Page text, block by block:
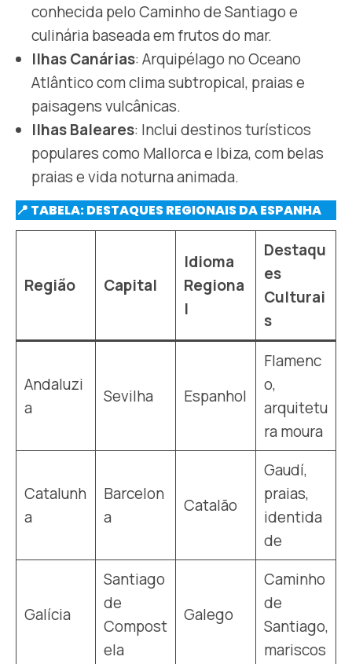
conhecida pelo Caminho de Santiago e
culinária baseada em frutos do mar.​
Ilhas Canárias: Arquipélago no Oceano
Atlântico com clima subtropical, praias e
paisagens vulcânicas.​
Ilhas Baleares: Inclui destinos turísticos
populares como Mallorca e Ibiza, com belas
praias e vida noturna animada.​
📍 TABELA: DESTAQUES REGIONAIS DA ESPANHA
Região Capital
Idioma
Regiona
l
Destaqu
es
Culturai
s
Andaluzi
a
Sevilha Espanhol
Flamenc
o,
arquitetu
ra moura
Catalunh
a
Barcelon
a
Catalão
Gaudí,
praias,
identida
de
Galícia
Santiago
de
Compost
ela
Galego
Caminho
de
Santiago,
mariscos